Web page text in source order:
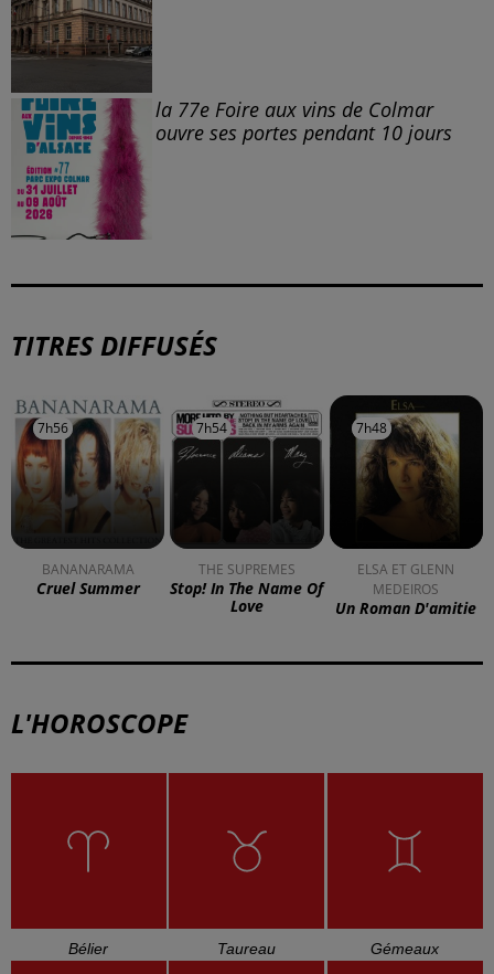
la 77e Foire aux vins de Colmar
ouvre ses portes pendant 10 jours
TITRES DIFFUSÉS
7h56
7h56
BANANARAMA
Cruel Summer
7h54
7h54
THE SUPREMES
Stop! In The Name Of
Love
7h48
7h48
ELSA ET GLENN
MEDEIROS
Un Roman D'amitie
L'HOROSCOPE
Bélier Taureau Gémeaux